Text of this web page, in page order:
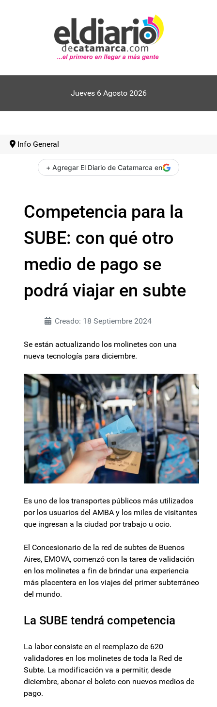
Jueves 6 Agosto 2026
Info General
+ Agregar El Diario de Catamarca en
Competencia para la
SUBE: con qué otro
medio de pago se
podrá viajar en subte
Creado: 18 Septiembre 2024
Se están actualizando los molinetes con una
nueva tecnología para diciembre.
Es uno de los transportes públicos más utilizados
por los usuarios del AMBA y los miles de visitantes
que ingresan a la ciudad por trabajo u ocio.
El Concesionario de la red de subtes de Buenos
Aires, EMOVA, comenzó con la tarea de validación
en los molinetes a fin de brindar una experiencia
más placentera en los viajes del primer subterráneo
del mundo.
La SUBE tendrá competencia
La labor consiste en el reemplazo de 620
validadores en los molinetes de toda la Red de
Subte. La modificación va a permitir, desde
diciembre, abonar el boleto con nuevos medios de
pago.